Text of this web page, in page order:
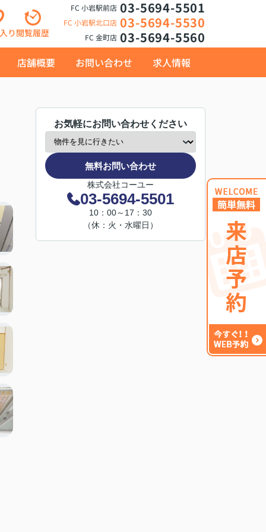
り閲覧履歴
FC 小岩駅前店 03-5694-5501
FC 小岩駅北口店 03-5694-5530
FC 金町店 03-5694-5560
店舗概要 お問い合わせ 求人情報
お気軽にお問い合わせください
無料お問い合わせ
株式会社コーユー
03-5694-5501
10：00～17：30
（休：火・水曜日）